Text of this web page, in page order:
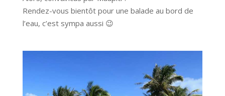
Rendez-vous bientôt pour une balade au bord de
l’eau, c’est sympa aussi 😉